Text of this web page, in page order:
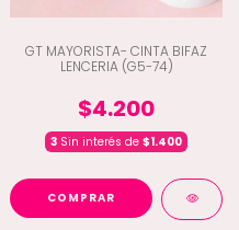
GT MAYORISTA- CINTA BIFAZ
LENCERIA (G5-74)
$4.200
3 Sin interés de $1.400
COMPRAR